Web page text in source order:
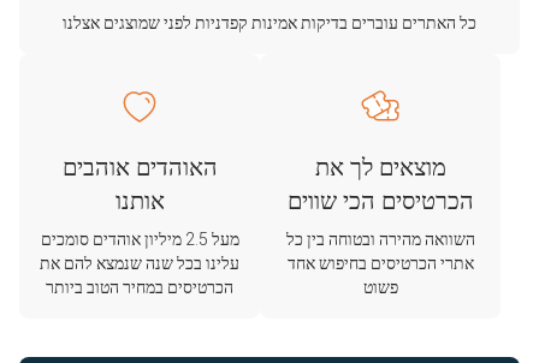
כל האתרים עוברים בדיקות אמינות קפדניות לפני שמוצגים אצלנו
מוצאים לך את
הכרטיסים הכי שווים
השוואה מהירה ובטוחה בין כל
אתרי הכרטיסים בחיפוש אחד
פשוט
האוהדים אוהבים
אותנו
מעל 2.5 מיליון אוהדים סומכים
עלינו בכל שנה שנמצא להם את
הכרטיסים במחיר הטוב ביותר